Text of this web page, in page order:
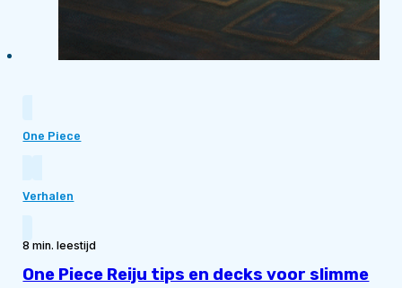
One Piece
Verhalen
8 min. leestijd
One Piece Reiju tips en decks voor slimme